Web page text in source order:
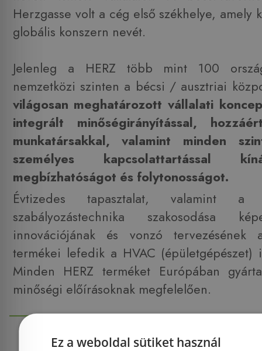
Herzgasse volt a cég első székhelye, amely
globális konszern nevét.
Jelenleg a HERZ több mint 100
nemzetközi szinten a bécsi / ausztriai
világosan meghatározott vállalati
integrált minőségirányítással,
munkatársakkal, valamint minden
személyes kapcsolattartással
megbízhatóságot és folytonosságot.
Évtizedes tapasztalat, valamint
szabályozástechnika szakosodása
innovációjának és vonzó tervezésének
termékei lefedik a HVAC
Minden HERZ terméket Európában
minőségi előírásoknak megfelelően.
Ez a weboldal sütiket használ